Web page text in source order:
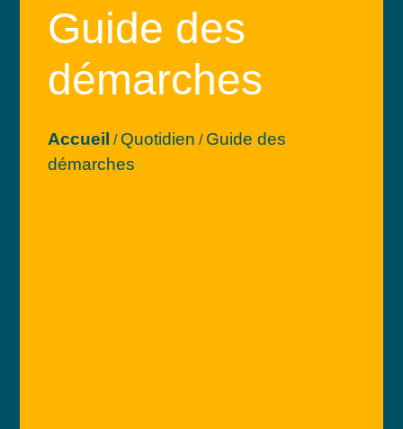
Guide des
démarches
Accueil / Quotidien / Guide des
démarches